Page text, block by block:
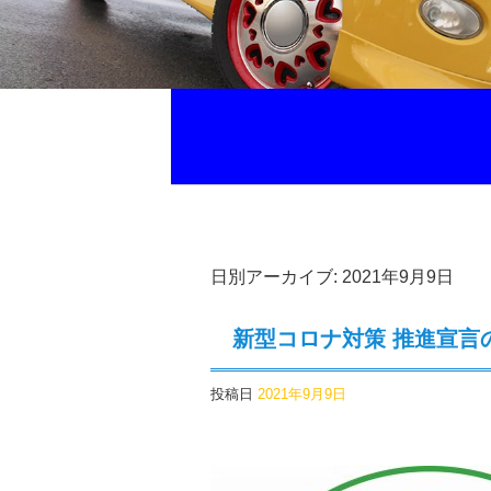
日別アーカイブ: 2021年9月9日
新型コロナ対策 推進宣言
投稿日 2021年9月9日